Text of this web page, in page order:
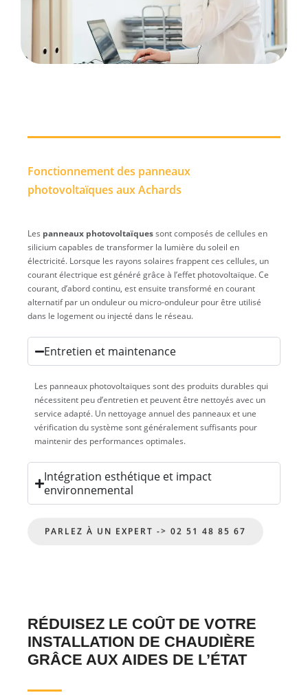
Fonctionnement des panneaux
photovoltaïques aux Achards
Les panneaux photovoltaïquessont composés de cellules en
silicium capables de transformer la lumière du soleil en
électricité. Lorsque les rayons solaires frappent ces cellules, un
courant électrique est généré grâce à l’effet photovoltaïque. Ce
courant, d’abord continu, est ensuite transformé en courant
alternatif par un onduleur ou micro-onduleur pour être utilisé
dans le logement ou injecté dans le réseau.
Entretien et maintenance
Les panneaux photovoltaïques sont des produits durables qui
nécessitent peu d’entretien et peuvent être nettoyés avec un
service adapté. Un nettoyage annuel des panneaux et une
vérification du système sont généralement suffisants pour
maintenir des performances optimales.
Intégration esthétique et impact
environnemental
PARLEZ À UN EXPERT -> 02 51 48 85 67
RÉDUISEZ LE COÛT DE VOTRE
INSTALLATION DE CHAUDIÈRE
GRÂCE AUX AIDES DE L’ÉTAT